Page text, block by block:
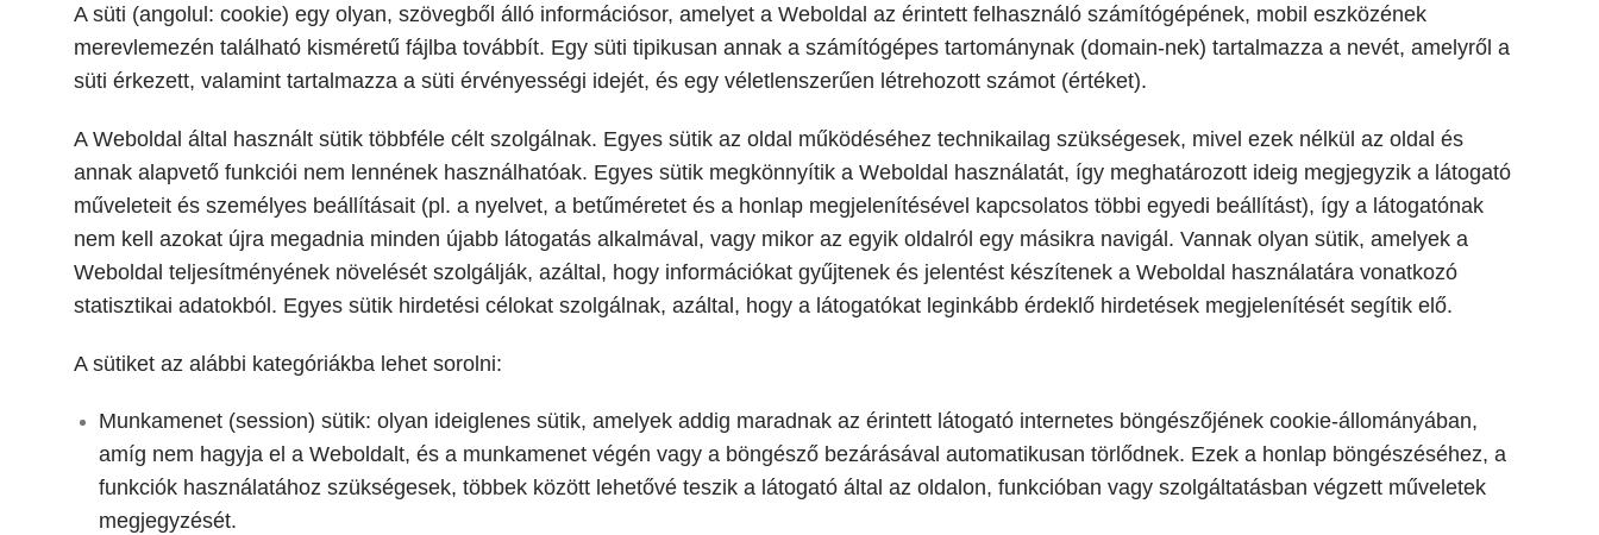
A süti (angolul: cookie) egy olyan, szövegből álló információsor, amelyet a Weboldal az érintett felhasználó számítógépének, mobil eszközének
merevlemezén található kisméretű fájlba továbbít. Egy süti tipikusan annak a számítógépes tartománynak (domain-nek) tartalmazza a nevét, amelyről a
süti érkezett, valamint tartalmazza a süti érvényességi idejét, és egy véletlenszerűen létrehozott számot (értéket).
A Weboldal által használt sütik többféle célt szolgálnak. Egyes sütik az oldal működéséhez technikailag szükségesek, mivel ezek nélkül az oldal és
annak alapvető funkciói nem lennének használhatóak. Egyes sütik megkönnyítik a Weboldal használatát, így meghatározott ideig megjegyzik a látogató
műveleteit és személyes beállításait (pl. a nyelvet, a betűméretet és a honlap megjelenítésével kapcsolatos többi egyedi beállítást), így a látogatónak
nem kell azokat újra megadnia minden újabb látogatás alkalmával, vagy mikor az egyik oldalról egy másikra navigál. Vannak olyan sütik, amelyek a
Weboldal teljesítményének növelését szolgálják, azáltal, hogy információkat gyűjtenek és jelentést készítenek a Weboldal használatára vonatkozó
statisztikai adatokból. Egyes sütik hirdetési célokat szolgálnak, azáltal, hogy a látogatókat leginkább érdeklő hirdetések megjelenítését segítik elő.
A sütiket az alábbi kategóriákba lehet sorolni:
Munkamenet (session) sütik: olyan ideiglenes sütik, amelyek addig maradnak az érintett látogató internetes böngészőjének cookie-állományában,
amíg nem hagyja el a Weboldalt, és a munkamenet végén vagy a böngésző bezárásával automatikusan törlődnek. Ezek a honlap böngészéséhez, a
funkciók használatához szükségesek, többek között lehetővé teszik a látogató által az oldalon, funkcióban vagy szolgáltatásban végzett műveletek
megjegyzését.